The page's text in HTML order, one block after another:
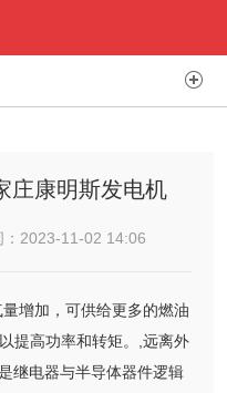

庄康明斯发电机
2023-11-02 14:06
增加，可供给更多的燃油
提高功率和转矩。,远离外
继电器与半导体器件逻辑